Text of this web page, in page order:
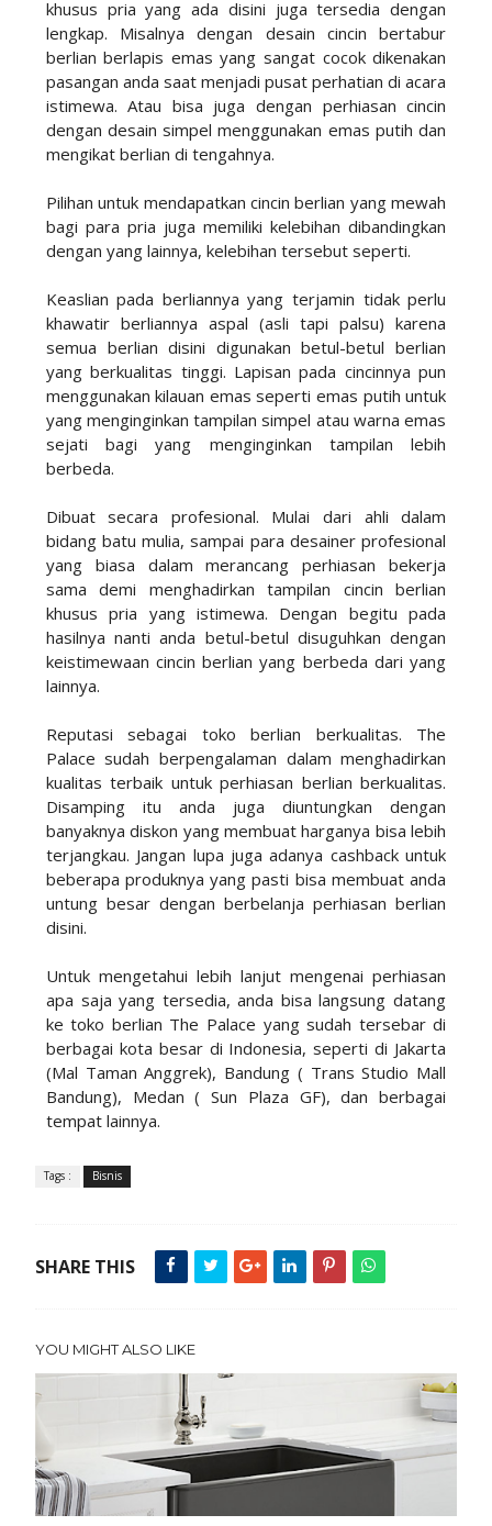
khusus pria yang ada disini juga tersedia dengan
lengkap. Misalnya dengan desain cincin bertabur
berlian berlapis emas yang sangat cocok dikenakan
pasangan anda saat menjadi pusat perhatian di acara
istimewa. Atau bisa juga dengan perhiasan cincin
dengan desain simpel menggunakan emas putih dan
mengikat berlian di tengahnya.
Pilihan untuk mendapatkan cincin berlian yang mewah
bagi para pria juga memiliki kelebihan dibandingkan
dengan yang lainnya, kelebihan tersebut seperti.
Keaslian pada berliannya yang terjamin tidak perlu
khawatir berliannya aspal (asli tapi palsu) karena
semua berlian disini digunakan betul-betul berlian
yang berkualitas tinggi. Lapisan pada cincinnya pun
menggunakan kilauan emas seperti emas putih untuk
yang menginginkan tampilan simpel atau warna emas
sejati bagi yang menginginkan tampilan lebih
berbeda.
Dibuat secara profesional. Mulai dari ahli dalam
bidang batu mulia, sampai para desainer profesional
yang biasa dalam merancang perhiasan bekerja
sama demi menghadirkan tampilan cincin berlian
khusus pria yang istimewa. Dengan begitu pada
hasilnya nanti anda betul-betul disuguhkan dengan
keistimewaan cincin berlian yang berbeda dari yang
lainnya.
Reputasi sebagai toko berlian berkualitas. The
Palace sudah berpengalaman dalam menghadirkan
kualitas terbaik untuk perhiasan berlian berkualitas.
Disamping itu anda juga diuntungkan dengan
banyaknya diskon yang membuat harganya bisa lebih
terjangkau. Jangan lupa juga adanya cashback untuk
beberapa produknya yang pasti bisa membuat anda
untung besar dengan berbelanja perhiasan berlian
disini.
Untuk mengetahui lebih lanjut mengenai perhiasan
apa saja yang tersedia, anda bisa langsung datang
ke toko berlian The Palace yang sudah tersebar di
berbagai kota besar di Indonesia, seperti di Jakarta
(Mal Taman Anggrek), Bandung ( Trans Studio Mall
Bandung), Medan ( Sun Plaza GF), dan berbagai
tempat lainnya.
Tags : Bisnis
SHARE THIS
YOU MIGHT ALSO LIKE